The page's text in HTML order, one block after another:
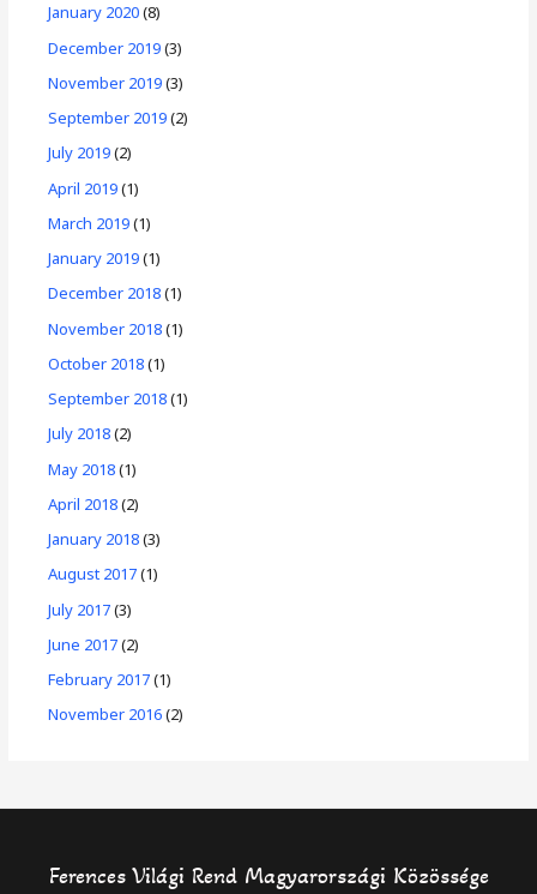
January 2020(8)
December 2019(3)
November 2019(3)
September 2019(2)
July 2019(2)
April 2019(1)
March 2019(1)
January 2019(1)
December 2018(1)
November 2018(1)
October 2018(1)
September 2018(1)
July 2018(2)
May 2018(1)
April 2018(2)
January 2018(3)
August 2017(1)
July 2017(3)
June 2017(2)
February 2017(1)
November 2016(2)
Ferences Világi Rend Magyarországi Közössége